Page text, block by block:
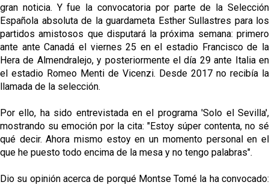
gran noticia. Y fue la convocatoria por parte de la Selección
Española absoluta de la guardameta Esther Sullastres para los
partidos amistosos que disputará la próxima semana: primero
ante ante Canadá el viernes 25 en el estadio Francisco de la
Hera de Almendralejo, y posteriormente el día 29 ante Italia en
el estadio Romeo Menti de Vicenzi. Desde 2017 no recibía la
llamada de la selección.
Por ello, ha sido entrevistada en el programa 'Solo el Sevilla',
mostrando su emoción por la cita: "Estoy súper contenta, no sé
qué decir. Ahora mismo estoy en un momento personal en el
que he puesto todo encima de la mesa y no tengo palabras".
Dio su opinión acerca de porqué Montse Tomé la ha convocado: